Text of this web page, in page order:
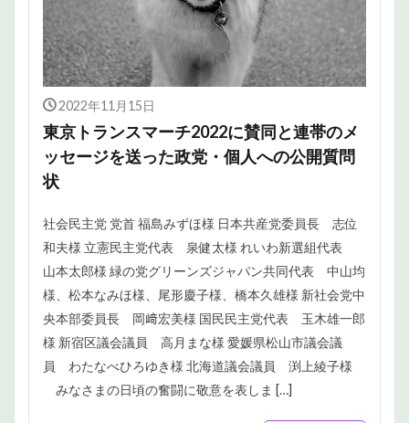
2022年11月15日
東京トランスマーチ2022に賛同と連帯のメ
ッセージを送った政党・個人への公開質問
状
社会民主党 党首 福島みずほ様 日本共産党委員長 志位
和夫様 立憲民主党代表 泉健太様 れいわ新選組代表
山本太郎様 緑の党グリーンズジャパン共同代表 中山均
様、松本なみほ様、尾形慶子様、橋本久雄様 新社会党中
央本部委員長 岡﨑宏美様 国民民主党代表 玉木雄一郎
様 新宿区議会議員 高月まな様 愛媛県松山市議会議
員 わたなべひろゆき様 北海道議会議員 渕上綾子様
みなさまの日頃の奮闘に敬意を表しま […]